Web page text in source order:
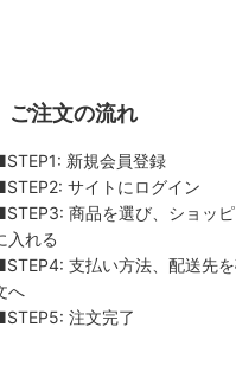
ご注文の流れ
新規会員登録
サイトにログイン
商品を選び、ショッピ
入れる
支払い方法、配送先
へ
注文完了